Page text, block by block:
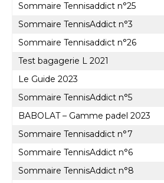
Sommaire Tennisaddict n°25
Sommaire TennisAddict n°3
Sommaire Tennisaddict n°26
Test bagagerie L 2021
Le Guide 2023
Sommaire TennisAddict n°5
BABOLAT – Gamme padel 2023
Sommaire Tennisaddict n°7
Sommaire TennisAddict n°6
Sommaire TennisAddict n°8